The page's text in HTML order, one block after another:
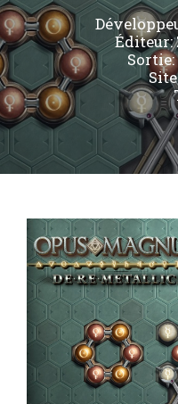
Éditeur:
Sortie: